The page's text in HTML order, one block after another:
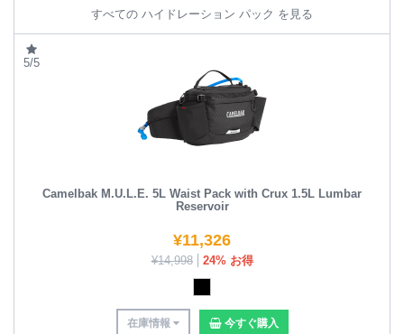
すべての ハイドレーション パック を見る
5/5
Camelbak M.U.L.E. 5L Waist Pack with Crux 1.5L Lumbar
Reservoir
¥11,326
¥14,998 24% お得
在庫情報 今すぐ購入